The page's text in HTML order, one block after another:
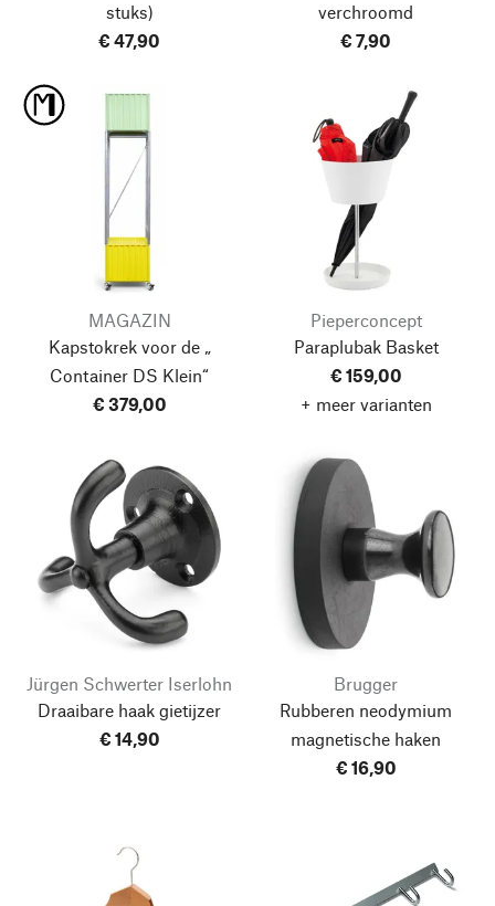
stuks)
€ 47,90
verchroomd
€ 7,90
MAGAZIN
Kapstokrek voor de „
Container DS Klein“
€ 379,00
Pieperconcept
Paraplubak Basket
€ 159,00
+ meer varianten
Jürgen Schwerter Iserlohn
Draaibare haak gietijzer
€ 14,90
Brugger
Rubberen neodymium
magnetische haken
€ 16,90